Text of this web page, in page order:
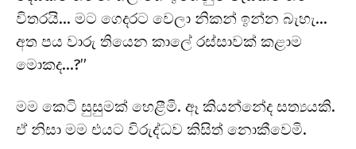
විතරයි… මට ගෙදරට වෙලා නිකන් ඉන්න බැහැ…
අත පය වාරු තියෙන කාලේ රස්සාවක් කළාම
මොකද…?”
මම කෙටි සුසුමක් හෙළීමි. ඈ කියන්නේද සත්‍යයකි.
ඒ නිසා මම එයට විරුද්ධව කිසිත් නොකීවෙමි.